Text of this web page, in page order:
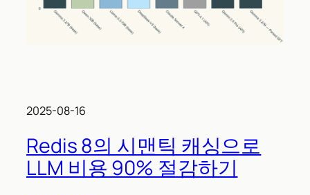
2025-08-16
Redis 8의 시맨틱 캐싱으로
LLM 비용 90% 절감하기